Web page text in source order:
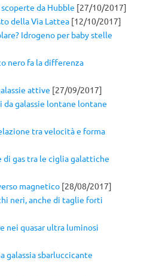
da Hubble [27/10/2017]
della Via Lattea [12/10/2017]
Idrogeno per baby stelle
nero fa la differenza
attive [27/09/2017]
da galassie lontane lontane
tra velocità e forma
di gas tra le ciglia galattiche
magnetico [28/08/2017]
neri, anche di taglie forti
nei quasar ultra luminosi
galassia sbarluccicante